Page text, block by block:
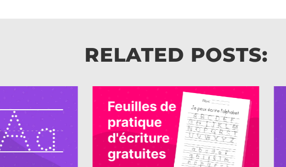
RELATED POSTS: